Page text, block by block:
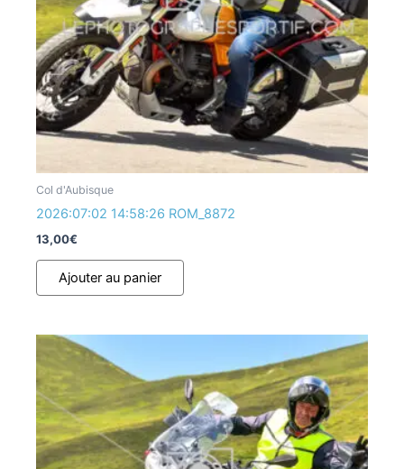
Col d'Aubisque
2026:07:02 14:58:26 ROM_8872
13,00€
Ajouter au panier